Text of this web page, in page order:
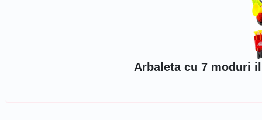
Arbaleta cu 7 moduri